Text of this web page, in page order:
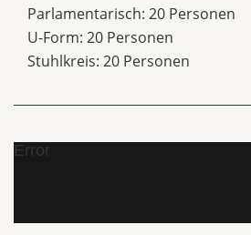
Parlamentarisch: 20 Personen
U-Form: 20 Personen
Stuhlkreis: 20 Personen
Error